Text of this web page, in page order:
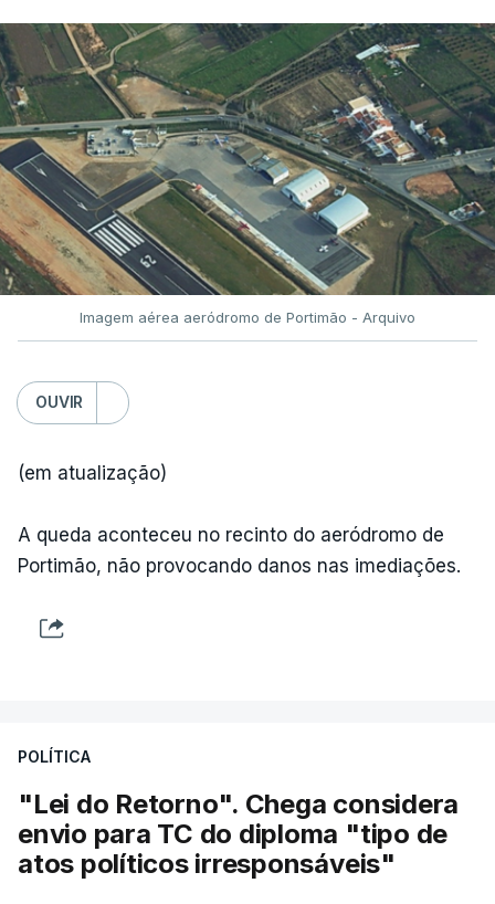
Imagem aérea aeródromo de Portimão - Arquivo
OUVIR
(em atualização)
A queda aconteceu no recinto do aeródromo de
Portimão, não provocando danos nas imediações.
POLÍTICA
"Lei do Retorno". Chega considera
envio para TC do diploma "tipo de
atos políticos irresponsáveis"